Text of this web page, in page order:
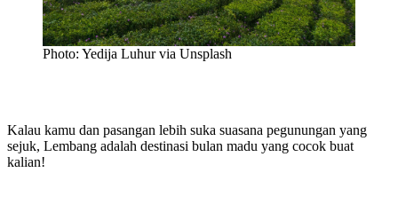
Photo: Yedija Luhur via Unsplash
Kalau kamu dan pasangan lebih suka suasana pegunungan yang
sejuk, Lembang adalah destinasi bulan madu yang cocok buat
kalian!